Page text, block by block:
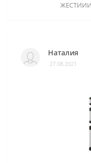
Наталия
27.08.2021